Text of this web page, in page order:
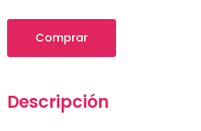
Comprar
Descripción